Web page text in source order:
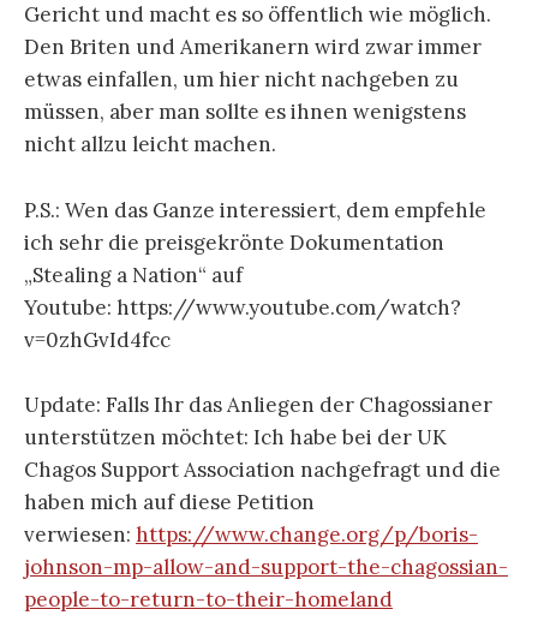
Gericht und macht es so öffentlich wie möglich.
Den Briten und Amerikanern wird zwar immer
etwas einfallen, um hier nicht nachgeben zu
müssen, aber man sollte es ihnen wenigstens
nicht allzu leicht machen.
P.S.: Wen das Ganze interessiert, dem empfehle
ich sehr die preisgekrönte Dokumentation
„Stealing a Nation“ auf
Youtube: https://www.youtube.com/watch?
v=0zhGvId4fcc
Update: Falls Ihr das Anliegen der Chagossianer
unterstützen möchtet: Ich habe bei der UK
Chagos Support Association nachgefragt und die
haben mich auf diese Petition
verwiesen: https://www.change.org/p/boris-
johnson-mp-allow-and-support-the-chagossian-
people-to-return-to-their-homeland